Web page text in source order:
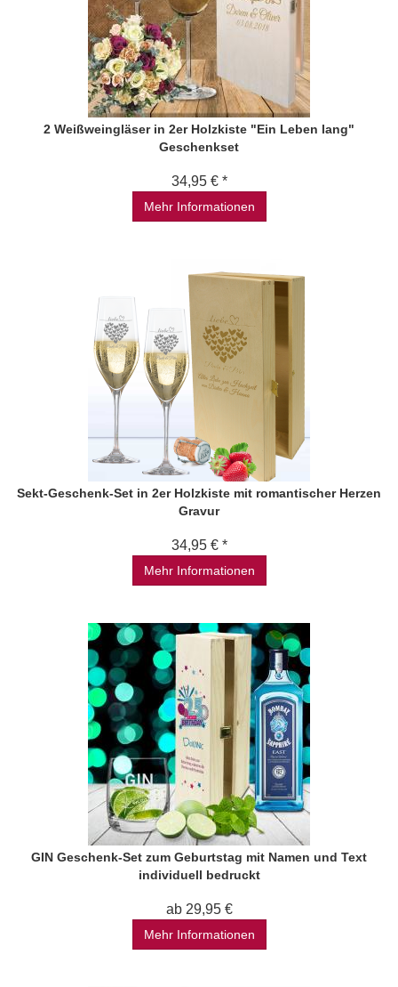
2 Weißweingläser in 2er Holzkiste "Ein Leben lang"
Geschenkset
34,95 € *
Mehr Informationen
Sekt-Geschenk-Set in 2er Holzkiste mit romantischer Herzen
Gravur
34,95 € *
Mehr Informationen
GIN Geschenk-Set zum Geburtstag mit Namen und Text
individuell bedruckt
ab 29,95 €
Mehr Informationen